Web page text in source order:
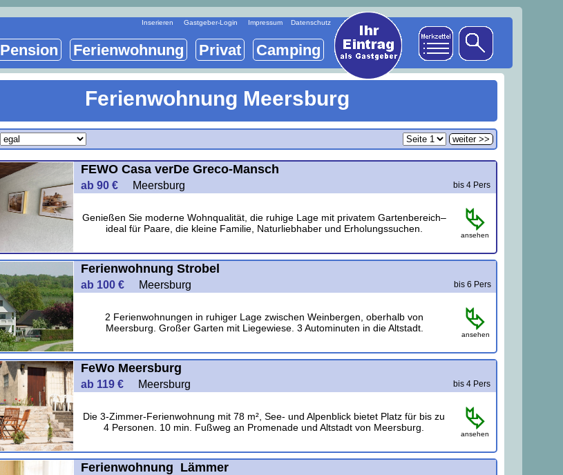
Pension Ferienwohnung Privat Camping
Ferienwohnung Meersburg
weiter >>
FEWO Casa verDe Greco-Mansch
ab 90 € Meersburg bis 4 Pers
Genießen Sie moderne Wohnqualität, die ruhige Lage mit privatem Gartenbereich–
ideal für Paare, die kleine Familie, Naturliebhaber und Erholungssuchen.
ansehen
Ferienwohnung Strobel
ab 100 € Meersburg bis 6 Pers
2 Ferienwohnungen in ruhiger Lage zwischen Weinbergen, oberhalb von
Meersburg. Großer Garten mit Liegewiese. 3 Autominuten in die Altstadt.
ansehen
FeWo Meersburg
ab 119 € Meersburg bis 4 Pers
Die 3-Zimmer-Ferienwohnung mit 78 m², See- und Alpenblick bietet Platz für bis zu
4 Personen. 10 min. Fußweg an Promenade und Altstadt von Meersburg.
ansehen
Ferienwohnung Lämmer
Inserieren Gastgeber-Login Impressum Datenschutz